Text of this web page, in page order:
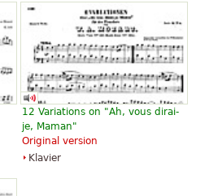
12 Variations on "Ah, vous dirai-
je, Maman"
Original version
Klavier